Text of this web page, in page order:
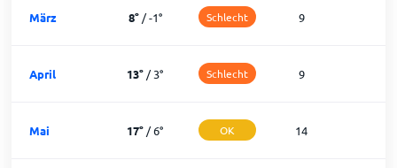
März 8°/-1° Schlecht 9
April 13° /3° Schlecht 9
Mai 17° /6° OK 14